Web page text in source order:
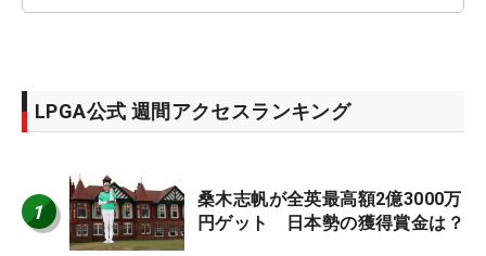
LPGA公式 週間アクセスランキング
1
桑木志帆が全英最高額2億3000万
円ゲット 日本勢の獲得賞金は？